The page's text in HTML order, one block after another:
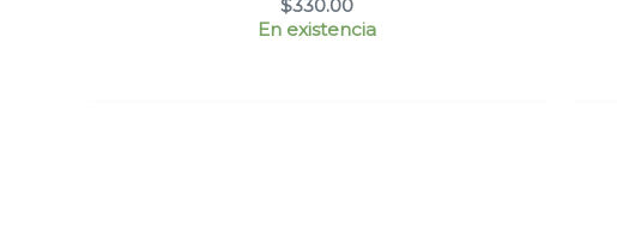
$330.00
En existencia